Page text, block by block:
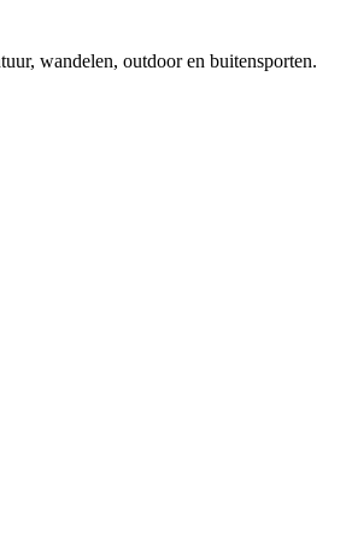
wandelen, outdoor en buitensporten.